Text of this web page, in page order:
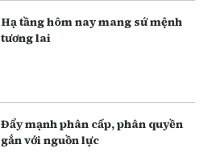
Hạ tầng hôm nay mang sứ mệnh
tương lai
Đẩy mạnh phân cấp, phân quyền
gắn với nguồn lực